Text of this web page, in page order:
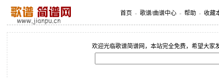
首页 - 歌谱/曲谱中心 - 帮助 - 收藏
欢迎光临歌谱简谱网，本站完全免费，希望大家